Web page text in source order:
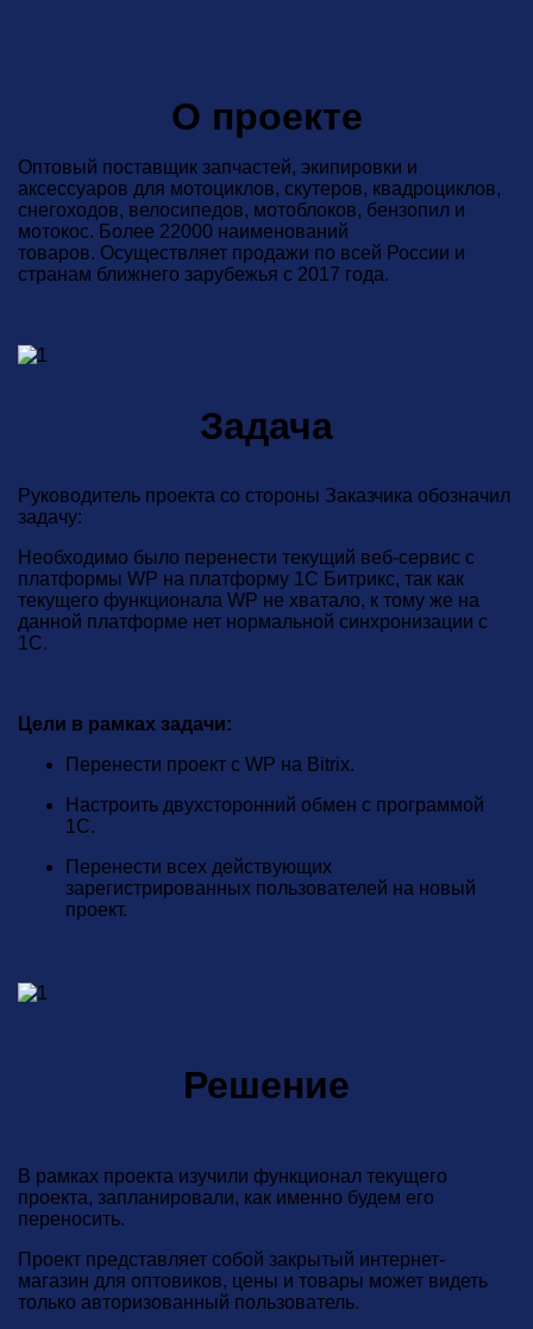
О проекте
Оптовый поставщик запчастей, экипировки и
аксессуаров для мотоциклов, скутеров, квадроциклов,
снегоходов, велосипедов, мотоблоков, бензопил и
мотокос. Более 22000 наименований
товаров. Осуществляет продажи по всей России и
странам ближнего зарубежья с 2017 года.
Задача
Руководитель проекта со стороны Заказчика обозначил
задачу:
Необходимо было перенести текущий веб-сервис с
платформы WP на платформу 1С Битрикс, так как
текущего функционала WP не хватало, к тому же на
данной платформе нет нормальной синхронизации с
1С.
Цели в рамках задачи:
Перенести проект с WP на Bitrix.
Настроить двухсторонний обмен с программой
1С.
Перенести всех действующих
зарегистрированных пользователей на новый
проект.
Решение
В рамках проекта изучили функционал текущего
проекта, запланировали, как именно будем его
переносить.
Проект представляет собой закрытый интернет-
магазин для оптовиков, цены и товары может видеть
только авторизованный пользователь.